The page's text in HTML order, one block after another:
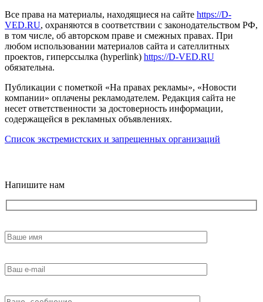
Все права на материалы, находящиеся на сайте https://D-
VED.RU, охраняются в соответствии с законодательством РФ,
в том числе, об авторском праве и смежных правах. При
любом использовании материалов сайта и сателлитных
проектов, гиперссылка (hyperlink) https://D-VED.RU
обязательна.
Публикации с пометкой «На правах рекламы», «Новости
компании» оплачены рекламодателем. Редакция сайта не
несет ответственности за достоверность информации,
содержащейся в рекламных объявлениях.
Список экстремистских и запрещенных организаций
Напишите нам